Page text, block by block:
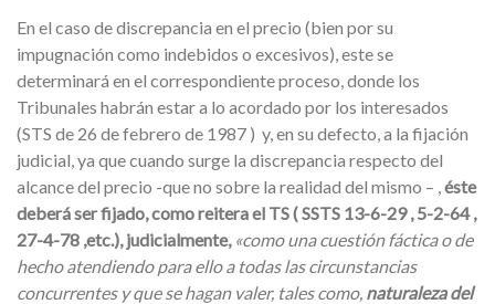
En el caso de discrepancia en el precio (bien por su
impugnación como indebidos o excesivos), este se
determinará en el correspondiente proceso, donde los
Tribunales habrán estar a lo acordado por los interesados
(STS de 26 de febrero de 1987 ) y, en su defecto, a la fijación
judicial, ya que cuando surge la discrepancia respecto del
alcance del precio -que no sobre la realidad del mismo – ,éste
deberá ser fijado, como reitera el TS ( SSTS 13-6-29 , 5-2-64 ,
27-4-78 ,etc.), judicialmente, «como una cuestión fáctica o de
hecho atendiendo para ello a todas las circunstancias
concurrentes y que se hagan valer, tales como, naturaleza del